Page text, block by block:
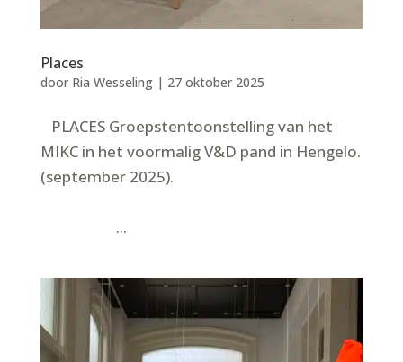
Places
door Ria Wesseling| 27 oktober 2025
PLACES Groepstentoonstelling van het
MIKC in het voormalig V&D pand in Hengelo.
(september 2025).
...